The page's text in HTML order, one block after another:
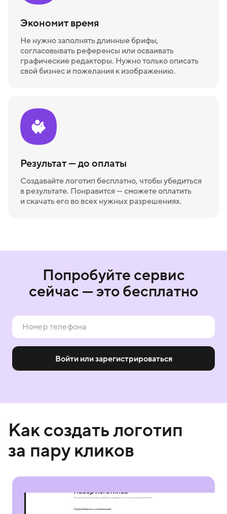
Экономит время
Не нужно заполнять длинные брифы,
согласовывать референсы или осваивать
графические редакторы. Нужно только описать
свой бизнес и пожелания к изображению.
Результат — до оплаты
Создавайте логотип бесплатно, чтобы убедиться
в результате. Понравится — сможете оплатить
и скачать его во всех нужных разрешениях.
Попробуйте сервис
сейчас — это бесплатно
Войти или зарегистрироваться
Как создать логотип
за пару кликов